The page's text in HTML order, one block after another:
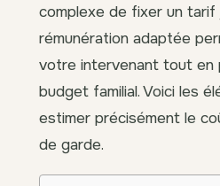
complexe de fixer un tarif
rémunération adaptée
votre intervenant tout en
budget familial. Voici les
estimer précisément le
de garde.